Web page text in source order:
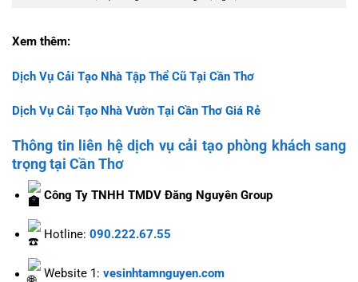
Xem thêm:
Dịch Vụ Cải Tạo Nhà Tập Thể Cũ Tại Cần Thơ
Dịch Vụ Cải Tạo Nhà Vườn Tại Cần Thơ Giá Rẻ
Thông tin liên hệ dịch vụ cải tạo phòng khách sang
trọng tại Cần Thơ
Công Ty TNHH TMDV Đăng Nguyên Group
Hotline: 090.222.67.55
Website 1: vesinhtamnguyen.com